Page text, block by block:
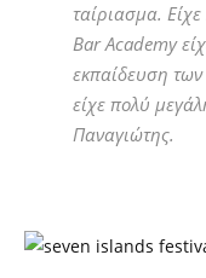
ταίριασμα.
Bar Academy
εκπαίδευση των
είχε πολύ
Παναγιώτης.